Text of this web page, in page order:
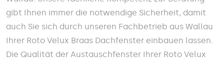
gibt Ihnen immer die notwendige Sicherheit, damit
auch Sie sich durch unseren Fachbetrieb aus Wallau
Ihrer Roto Velux Braas Dachfenster einbauen lassen.
Die Qualität der Austauschfenster Ihrer Roto Velux